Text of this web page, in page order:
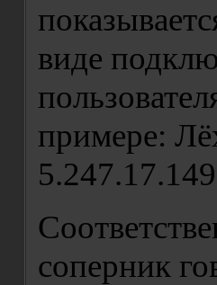
виде
примере:
5.247.17.149
соперник